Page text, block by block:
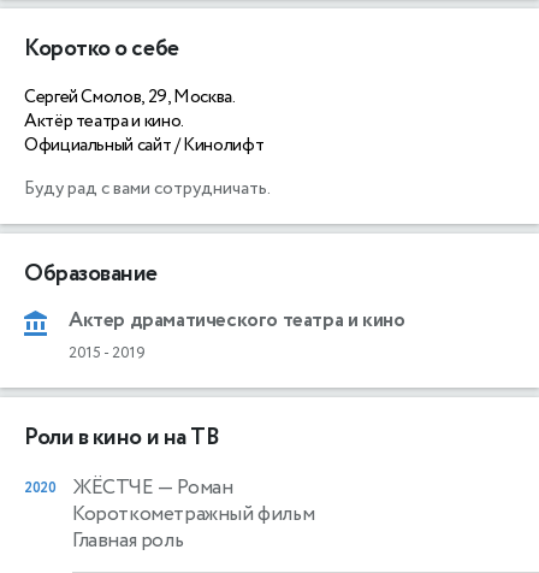
Коротко о себе
Сергей Смолов, 29, Москва.
Актёр театра и кино.
Официальный сайт / Кинолифт
Буду рад с вами сотрудничать.
Образование
Актер драматического театра и кино
2015 - 2019
Роли в кино и на ТВ
2020 ЖЁСТЧЕ — Роман
Короткометражный фильм
Главная роль